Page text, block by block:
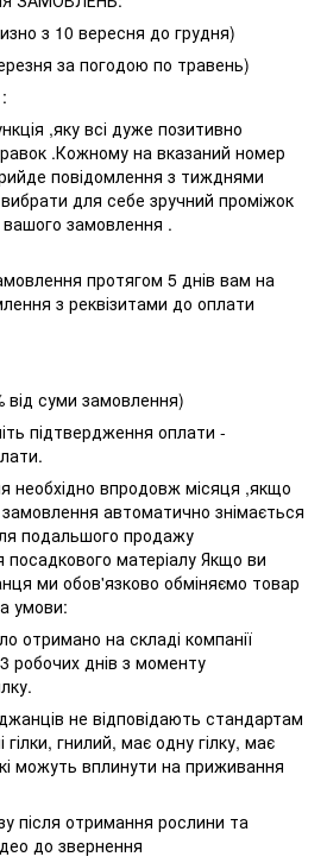
з 10 вересня до грудня)
за погодою по травень)
,яку всі дуже позитивно
.Кожному на вказаний номер
повідомлення з тижднями
для себе зручний проміжок
замовлення .
протягом 5 днів вам на
з реквізитами до оплати
суми замовлення)
підтвердження оплати -
необхідно впродовж місяця ,якщо
автоматично знімається
подальшого продажу
посадкового матеріалу Якщо ви
ми обов'язково обміняємо товар
умови:
отримано на складі компанії
робочих днів з моменту
не відповідають стандартам
гнилий, має одну гілку, має
можуть вплинути на приживання
після отримання рослини та
до звернення